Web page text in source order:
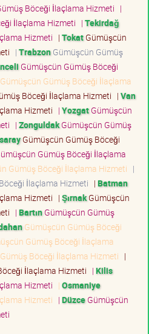
Böceği İlaçlama Hizmeti |
İlaçlama Hizmeti | Tekirdağ
Hizmeti | TokatGümüşcün
| TrabzonGümüşcün Gümüş
Gümüşcün Gümüş Böceği
Gümüşcün Gümüş Böceği İlaçlama
Böceği İlaçlama Hizmeti | Van
Hizmeti | YozgatGümüşcün
| ZonguldakGümüşcün Gümüş
Gümüşcün Gümüş Böceği
Gümüş Böceği İlaçlama
Gümüş Böceği İlaçlama Hizmeti |
İlaçlama Hizmeti | Batman
Hizmeti | ŞırnakGümüşcün
| BartınGümüşcün Gümüş
Gümüşcün Gümüş Böceği
Gümüş Böceği İlaçlama
Böceği İlaçlama Hizmeti |
İlaçlama Hizmeti | Kilis
Hizmeti | Osmaniye
Hizmeti | DüzceGümüşcün